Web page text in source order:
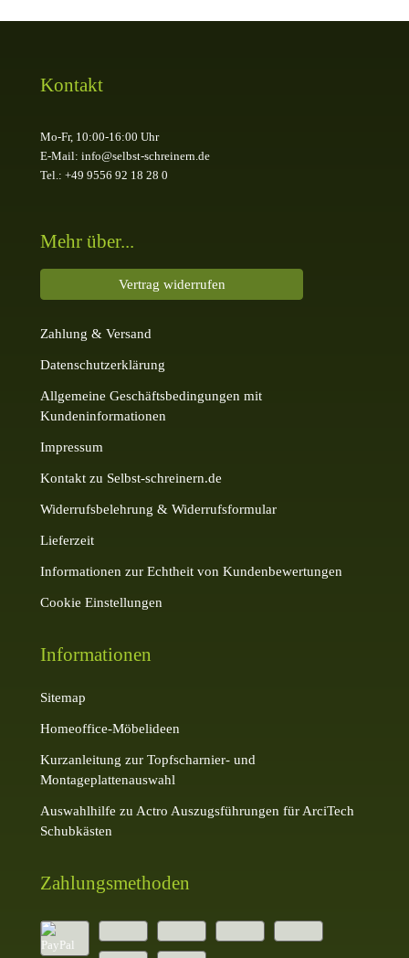
Kontakt
Mo-Fr, 10:00-16:00 Uhr
E-Mail: info@selbst-schreinern.de
Tel.: +49 9556 92 18 28 0
Mehr über...
Vertrag widerrufen
Zahlung & Versand
Datenschutzerklärung
Allgemeine Geschäftsbedingungen mit
Kundeninformationen
Impressum
Kontakt zu Selbst-schreinern.de
Widerrufsbelehrung & Widerrufsformular
Lieferzeit
Informationen zur Echtheit von Kundenbewertungen
Cookie Einstellungen
Informationen
Sitemap
Homeoffice-Möbelideen
Kurzanleitung zur Topfscharnier- und
Montageplattenauswahl
Auswahlhilfe zu Actro Auszugsführungen für ArciTech
Schubkästen
Zahlungsmethoden